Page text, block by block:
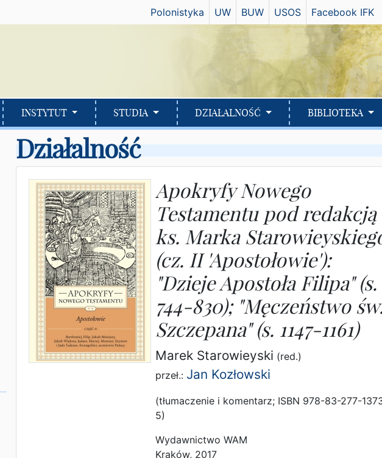
Polonistyka UW BUW USOS Facebook IFK
INSTYTUT STUDIA DZIAŁALNOŚĆ BIBLIOTEKA
Działalność
Apokryfy Nowego
Testamentu pod redakcją
ks. Marka
(cz. II 'Apostołowie'):
"Dzieje Apostoła Filipa" (s.
744-830); "Męczeństwo
Szczepana" (s. 1147-1161)
Marek Starowieyski (red.)
przeł.: Jan Kozłowski
(tłumaczenie i komentarz; ISBN 978-83-277-
5)
Wydawnictwo WAM
Kraków, 2017